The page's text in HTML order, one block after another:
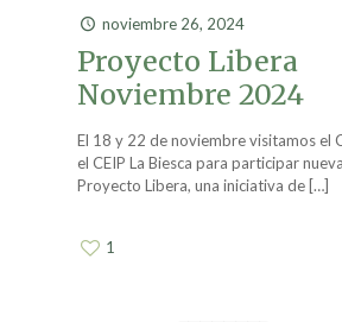
noviembre 26, 2024
Proyecto Libera
Noviembre 2024
El 18 y 22 de noviembre visitamos el
el CEIP La Biesca para participar
Proyecto Libera, una iniciativa de […]
1